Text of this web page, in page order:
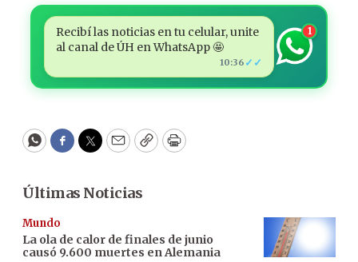
Recibí las noticias en tu celular, unite
al canal de ÚH en WhatsApp 🤩
10:36 ✓✓
1
WhatsApp
Facebook
Twitter
EmailCopyPrint
Últimas Noticias
Mundo
La ola de calor de finales de junio
causó 9.600 muertes en Alemania